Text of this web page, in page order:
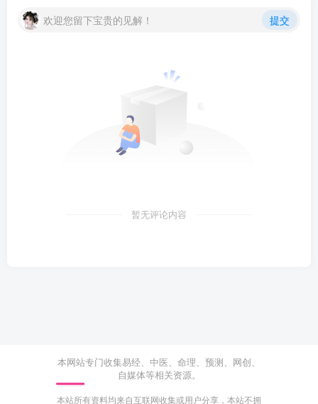
欢迎您留下宝贵的见解！ 提交
暂无评论内容
本网站专门收集易经、中医、命理、预测、网创、
自媒体等相关资源。
本站所有资料均来自互联网收集或用户分享，本站不拥